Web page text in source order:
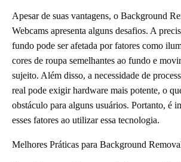
Apesar de suas vantagens, o Background
Webcams apresenta alguns desafios. A
fundo pode ser afetada por fatores como
cores de roupa semelhantes ao fundo e
sujeito. Além disso, a necessidade de
real pode exigir hardware mais potente, o
obstáculo para alguns usuários. Portanto, é
esses fatores ao utilizar essa tecnologia.
Melhores Práticas para Background